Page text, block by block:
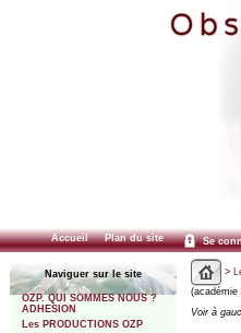
Accueil Plan du site Se
Naviguer sur le site
OZP. QUI SOMMES NOUS ?
ADHESION
Les PRODUCTIONS OZP
>
Voir à